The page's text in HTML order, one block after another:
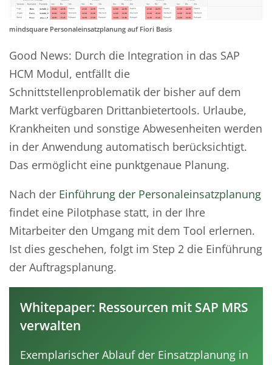
mindsquare Personaleinsatzplanung auf Fiori Basis
Good News: Durch die Integration in das SAP
HCM Modul, entfällt die
Schnittstellenproblematik der bisher auf dem
Markt verfügbaren Drittanbietertools. Urlaube,
Krankheiten und sonstige Abwesenheiten werden
in der Anwendung automatisch berücksichtigt.
Das ermöglicht eine punktgenaue Planung.
Nach der Einführung der Personaleinsatzplanung
findet eine Pilotphase statt, in der Ihre
Mitarbeiter den Umgang mit dem Tool erlernen.
Ist dies geschehen, folgt im Step 2 die Einführung
der Auftragsplanung.
Whitepaper: Ressourcen mit SAP MRS
verwalten
Exemplarischer Ablauf der Einsatzplanung in